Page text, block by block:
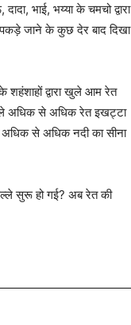
भाई, भय्या के चमचो द्वारा
जाने के कुछ देर बाद दिखा
शहंशाहों द्वारा खुले आम रेत
अधिक से अधिक रेत इखट्टा
से अधिक नदी का सीना
सुरू हो गई? अब रेत की